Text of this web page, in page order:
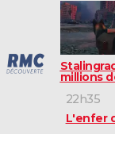
millions
22h35
L'enfer